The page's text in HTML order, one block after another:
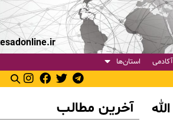
آکادمی استان‌ها
آخرین مطالب